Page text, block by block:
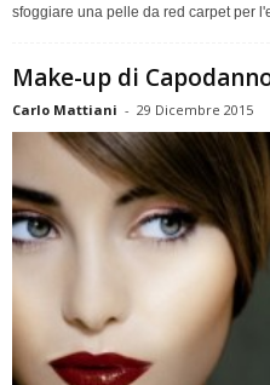
sfoggiare una pelle da red carpet per
Make-up di
Carlo Mattiani - 29 Dicembre 2015